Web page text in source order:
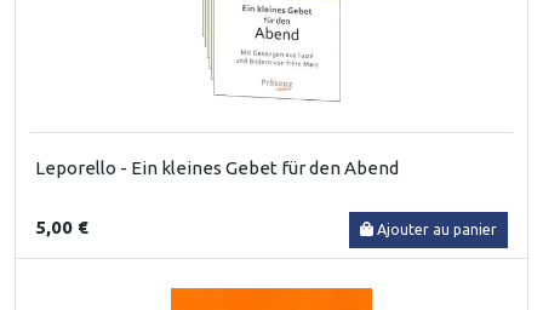
Leporello - Ein kleines Gebet für den Abend
5,00 € Ajouter au panier